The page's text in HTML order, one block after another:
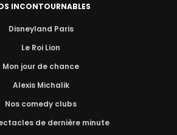
INCONTOURNABLES
Disneyland Paris
Le Roi Lion
Mon jour de chance
Alexis Michalik
Nos comedy clubs
de dernière minute